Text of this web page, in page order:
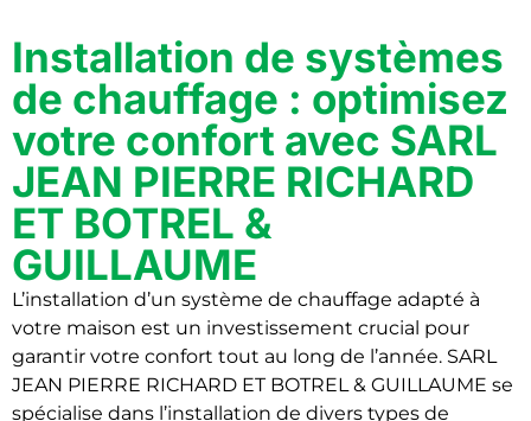
Installation de systèmes
de chauffage : optimisez
votre confort avec SARL
JEAN PIERRE RICHARD
ET BOTREL &
GUILLAUME
L’installation d’un système de chauffage adapté à
votre maison est un investissement crucial pour
garantir votre confort tout au long de l’année. SARL
JEAN PIERRE RICHARD ET BOTREL & GUILLAUME se
spécialise dans l’installation de divers types de